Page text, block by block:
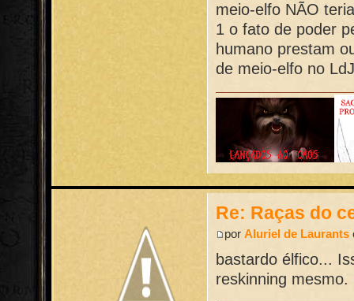
meio-elfo NÃO
1 o fato de poder
humano prestam
de meio-elfo no
Re: Raças do
porAluriel de Laurants
bastardo élfico...
reskinning mesmo.